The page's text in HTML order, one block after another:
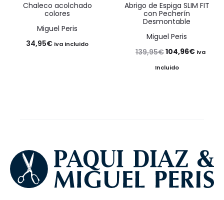
Chaleco acolchado
colores
Miguel Peris
34,95€ Iva Incluido
Abrigo de Espiga SLIM FIT
con Pecherín
Desmontable
Miguel Peris
139,95€El
precio
104,96€ElIva
Incluido